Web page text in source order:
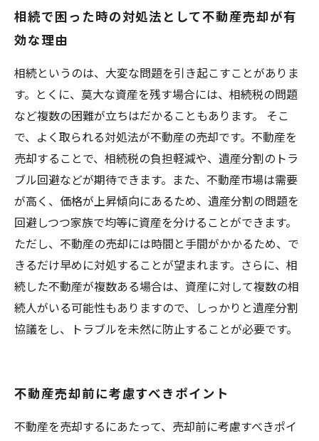
相続で困った時の対処法として不動産売却が有
効な理由
相続というのは、大変な問題を引き起こすことがありま
す。とくに、莫大な資産を残す場合には、相続税の問題
など複数の困難が立ちはだかることもあります。 そこ
で、よく取られる対処法が不動産の売却です。不動産を
売却することで、相続税の負担軽減や、遺産分割のトラ
ブル回避などが期待できます。また、不動産市場は需要
が高く、価格が上昇傾向にあるため、遺産分割の問題を
回避しつつ家族で均等に資産を分けることができます。
ただし、不動産の売却には時間と手間がかかるため、で
きるだけ早めに対処することが望まれます。さらに、相
続した不動産が複数ある場合は、資産に対して複数の相
続人がいる可能性もありますので、しっかりと遺産分割
協議をし、トラブルを未然に防止することが必要です。
不動産売却前に考慮すべきポイント
不動産を売却するにあたって、売却前に考慮すべきポイ